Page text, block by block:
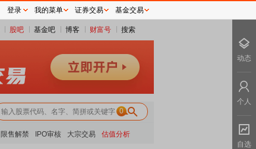
股吧 基金吧 博客 财富号 搜索
0
限售解禁 IPO审核 大宗交易 估值分析
登录 我的菜单 证券交易 基金交易
动态
个人
自选